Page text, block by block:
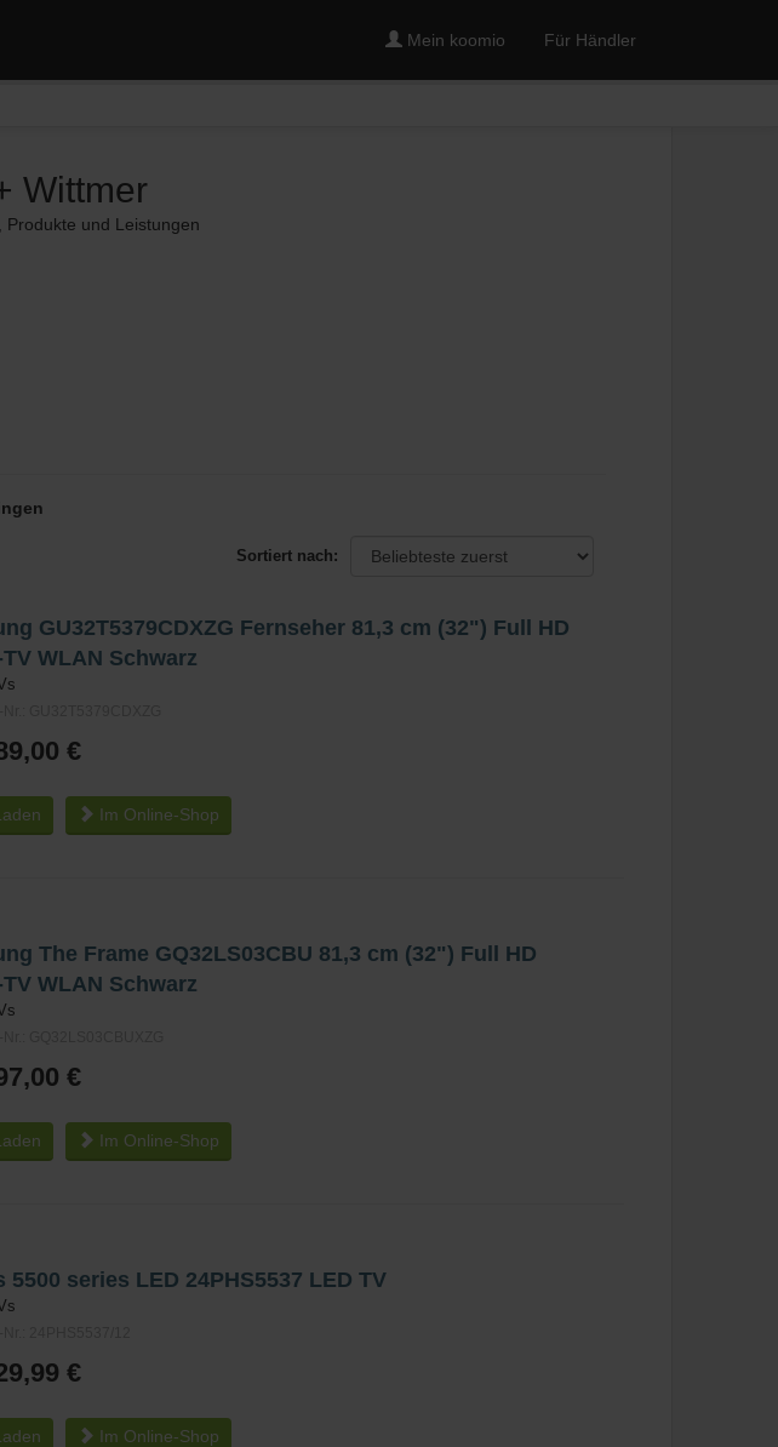
Mein koomio Für Händler
Wittmer
und Leistungen
Sortiert nach:
GU32T5379CDXZG Fernseher 81,3 cm (32") Full HD
WLAN Schwarz
€
Im Online-Shop
The Frame GQ32LS03CBU 81,3 cm (32") Full HD
WLAN Schwarz
€
Im Online-Shop
5500 series LED 24PHS5537 LED TV
€
Im Online-Shop